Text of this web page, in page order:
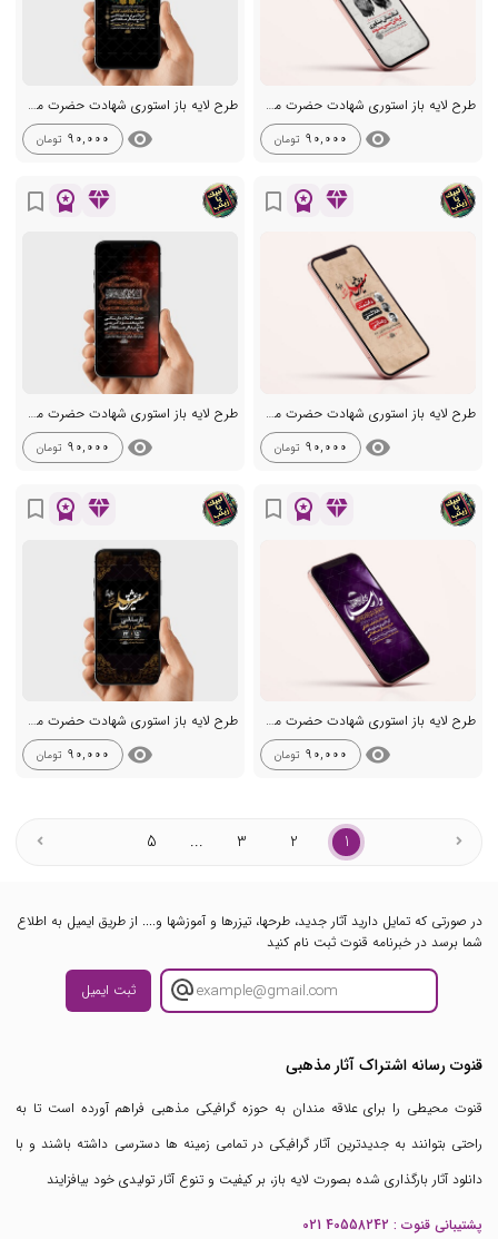
طرح لایه باز استوری شهادت حضرت مسلم ع
visibility
90,000 تومان
طرح لایه باز استوری شهادت حضرت مسلم ع
visibility
90,000 تومان
diamond
workspace_premium
bookmark_border
طرح لایه باز استوری شهادت حضرت مسلم ع
visibility
90,000 تومان
diamond
workspace_premium
bookmark_border
طرح لایه باز استوری شهادت حضرت مسلم ع
visibility
90,000 تومان
diamond
workspace_premium
bookmark_border
طرح لایه باز استوری شهادت حضرت مسلم ع
visibility
90,000 تومان
diamond
workspace_premium
bookmark_border
طرح لایه باز استوری شهادت حضرت مسلم ع
visibility
90,000 تومان
1
2
3
...
5
در صورتی که تمایل دارید آثار جدید، طرحها، تیزرها و آموزشها و.... از طریق ایمیل به اطلاع
شما برسد در خبرنامه قنوت ثبت نام کنید
ثبت ایمیل
قنوت رسانه اشتراک آثار مذهبی
قنوت محیطی را برای علاقه مندان به حوزه گرافیکی مذهبی فراهم آورده است تا به
راحتی بتوانند به جدیدترین آثار گرافیکی در تمامی زمینه ها دسترسی داشته باشند و با
دانلود آثار بارگذاری شده بصورت لایه باز، بر کیفیت و تنوع آثار تولیدی خود بیافزایند
پشتیبانی قنوت : 021 40558242